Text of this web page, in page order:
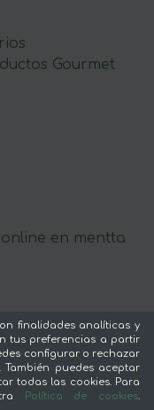
Gourmet
en mentta
finalidades analíticas y
tus preferencias a partir
configurar o rechazar
También puedes aceptar
todas las cookies. Para
Política de cookies.